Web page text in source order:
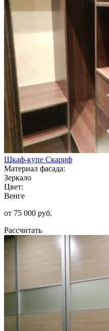
Шкаф-купе Скариф
Материал фасада:
Зеркало
Цвет:
Венге
от 75 000 руб.
Рассчитать